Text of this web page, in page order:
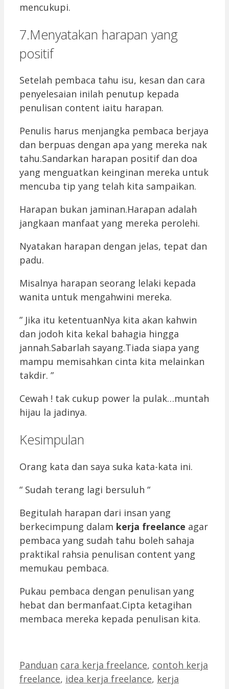
mencukupi.
7.Menyatakan harapan yang
positif
Setelah pembaca tahu isu, kesan dan cara
penyelesaian inilah penutup kepada
penulisan content iaitu harapan.
Penulis harus menjangka pembaca berjaya
dan berpuas dengan apa yang mereka nak
tahu.Sandarkan harapan positif dan doa
yang menguatkan keinginan mereka untuk
mencuba tip yang telah kita sampaikan.
Harapan bukan jaminan.Harapan adalah
jangkaan manfaat yang mereka perolehi.
Nyatakan harapan dengan jelas, tepat dan
padu.
Misalnya harapan seorang lelaki kepada
wanita untuk mengahwini mereka.
” Jika itu ketentuanNya kita akan kahwin
dan jodoh kita kekal bahagia hingga
jannah.Sabarlah sayang.Tiada siapa yang
mampu memisahkan cinta kita melainkan
takdir. ”
Cewah ! tak cukup power la pulak…muntah
hijau la jadinya.
Kesimpulan
Orang kata dan saya suka kata-kata ini.
“ Sudah terang lagi bersuluh “
Begitulah harapan dari insan yang
berkecimpung dalam kerja freelance agar
pembaca yang sudah tahu boleh sahaja
praktikal rahsia penulisan content yang
memukau pembaca.
Pukau pembaca dengan penulisan yang
hebat dan bermanfaat.Cipta ketagihan
membaca mereka kepada penulisan kita.
Categories
Panduan Tags
cara kerja freelance, contoh kerja
freelance, idea kerja freelance, kerja